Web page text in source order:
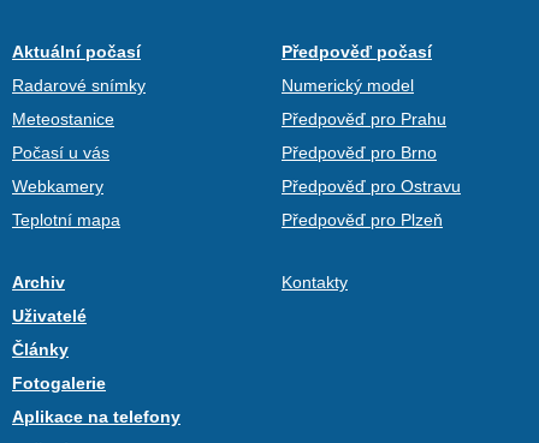
Aktuální počasí
Radarové snímky
Meteostanice
Počasí u vás
Webkamery
Teplotní mapa
Předpověď počasí
Numerický model
Předpověď pro Prahu
Předpověď pro Brno
Předpověď pro Ostravu
Předpověď pro Plzeň
Archiv
Uživatelé
Články
Fotogalerie
Aplikace na telefony
Kontakty